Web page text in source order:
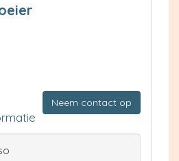
Neem contact op